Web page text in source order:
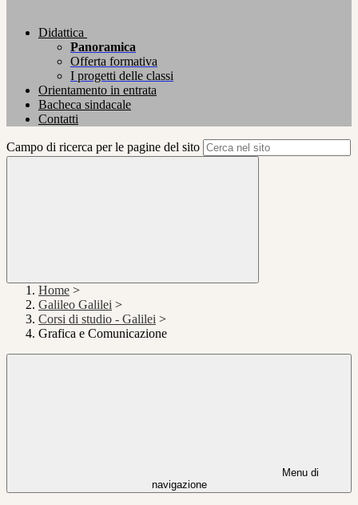
Didattica
Panoramica
Offerta formativa
I progetti delle classi
Orientamento in entrata
Bacheca sindacale
Contatti
Campo di ricerca per le pagine del sito
Home >
Galileo Galilei >
Corsi di studio - Galilei >
Grafica e Comunicazione
Menu di
navigazione